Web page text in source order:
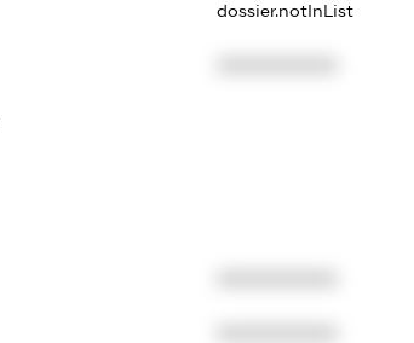
dossier.notInList